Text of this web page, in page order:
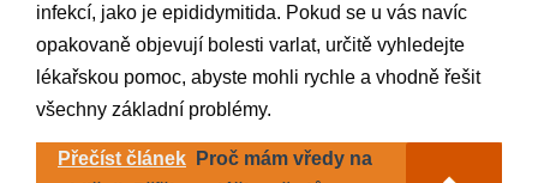
infekcí, jako je epididymitida. Pokud se u vás navíc
opakovaně objevují bolesti varlat, určitě vyhledejte
lékařskou pomoc, abyste mohli rychle a vhodně řešit
všechny základní problémy.
Přečíst článek
Proč mám vředy na